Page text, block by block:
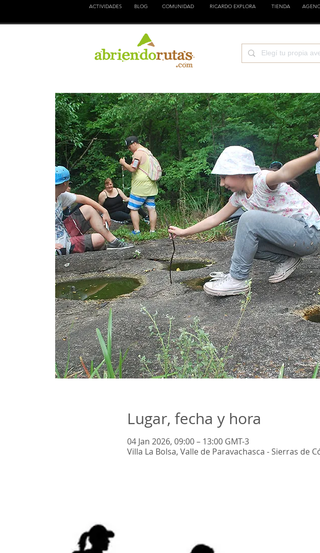
ACTIVIDADES BLOG COMUNIDAD RICARDO EXPLORA TIENDA
Lugar, fecha y hora
04 Jan 2026, 09:00 – 13:00 GMT-3
Villa La Bolsa, Valle de Paravachasca - Sierras de